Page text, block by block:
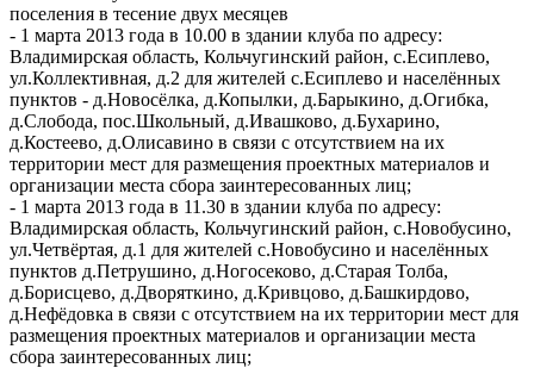
поселения в тесение двух месяцев
- 1 марта 2013 года в 10.00 в здании клуба по адресу:
Владимирская область, Кольчугинский район, с.Есиплево,
ул.Коллективная, д.2 для жителей с.Есиплево и населённых
пунктов - д.Новосёлка, д.Копылки, д.Барыкино, д.Огибка,
д.Слобода, пос.Школьный, д.Ивашково, д.Бухарино,
д.Костеево, д.Олисавино в связи с отсутствием на их
территории мест для размещения проектных материалов и
организации места сбора заинтересованных лиц;
- 1 марта 2013 года в 11.30 в здании клуба по адресу:
Владимирская область, Кольчугинский район, с.Новобусино,
ул.Четвёртая, д.1 для жителей с.Новобусино и населённых
пунктов д.Петрушино, д.Ногосеково, д.Старая Толба,
д.Борисцево, д.Дворяткино, д.Кривцово, д.Башкирдово,
д.Нефёдовка в связи с отсутствием на их территории мест для
размещения проектных материалов и организации места
сбора заинтересованных лиц;